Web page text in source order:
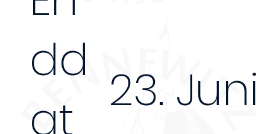
dd
at
23. Juni